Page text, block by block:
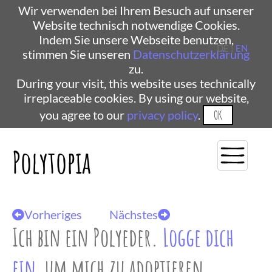
Wir verwenden bei Ihrem Besuch auf unserer
Website technisch notwendige Cookies.
Indem Sie unsere Webseite benutzen,
stimmen Sie unseren Datenschutzerklärung
zu.
During your visit, this website uses technically
irreplaceable cookies. By using our website,
you agree to our privacy policy. OK
Polytopia
DE | EN
Vorheriges Nächstes
Ich bin ein Polyeder. Logge dich